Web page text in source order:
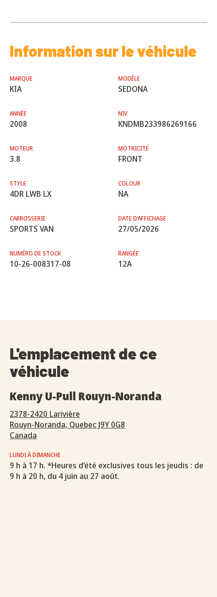
Information sur le véhicule
MARQUE
KIA
MODÈLE
SEDONA
ANNÉE
2008
NIV
KNDMB233986269166
MOTEUR
3.8
MOTRICITÉ
FRONT
STYLE
4DR LWB LX
COLOUR
NA
CARROSSERIE
SPORTS VAN
DATE D’AFFICHAGE
27/05/2026
NUMÉRO DE STOCK
10-26-008317-08
RANGÉE
12A
L'emplacement de ce
véhicule
Kenny U-Pull Rouyn-Noranda
2378-2420 Larivière
Rouyn-Noranda, Quebec J9Y 0G8
Canada
LUNDI À DIMANCHE
9 h à 17 h. *Heures d’été exclusives tous les jeudis : de
9 h à 20 h, du 4 juin au 27 août.